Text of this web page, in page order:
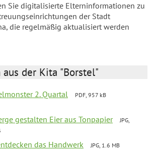
Sie digitalisierte Elterninformationen zu
der Stadt
die regelmäßig aktualisiert werden
der Kita "Borstel"
2. Quartal
PDF, 957 kB
gestalten Eier aus Tonpapier
JPG,
das Handwerk
JPG, 1.6 MB